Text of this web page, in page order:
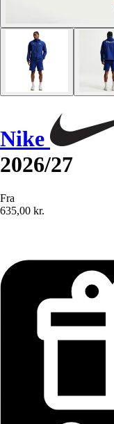
Nike
2026/27
Fra
635,00 kr.